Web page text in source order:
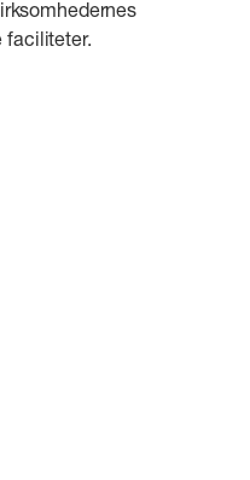
faciliteter.